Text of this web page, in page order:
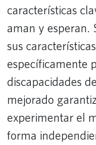
características
aman y esperan.
sus
específicamente
discapacidades
mejorado
experimentar el
forma